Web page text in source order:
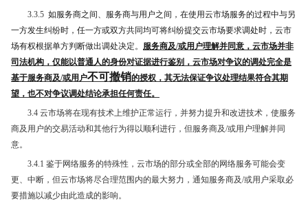
3.3.5 如服务商之间、服务商与用户之间，在使用云市场服务的过程中与另
一方发生纠纷时，任一方或双方共同均可将纠纷提交云市场要求调处时，云市
场有权根据单方判断做出调处决定。 服务商及/或用户理解并同意，云市场并非
司法机构，仅能以普通人的身份对证据进行鉴别，云市场对争议的调处完全是
基于服务商及/或用户不可撤销的授权，其无法保证争议处理结果符合其期
望， 也不对争议调处结论承担任何责任。
3.4 云市场将在现有技术上维护正常运行，并努力提升和改进技术，使服务
商及用户的交易活动和其他行为得以顺利进行，但服务商及/或用户理解并同
意。
3.4.1 鉴于网络服务的特殊性，云市场的部分或全部的网络服务可能会变
更、中断，但云市场将尽合理范围内的最大努力，通知服务商及/或用户采取必
要措施以减少由此造成的影响。